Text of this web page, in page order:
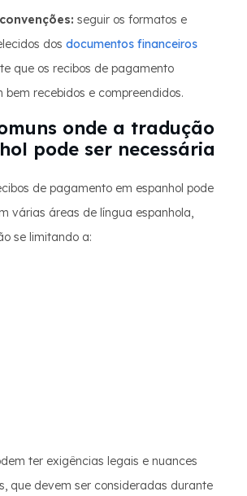
seguir os formatos e
dos documentos financeiros
que os recibos de pagamento
bem recebidos e compreendidos.
onde a tradução
pode ser necessária
de pagamento em espanhol pode
várias áreas de língua espanhola,
se limitando a:
ter exigências legais e nuances
que devem ser consideradas durante